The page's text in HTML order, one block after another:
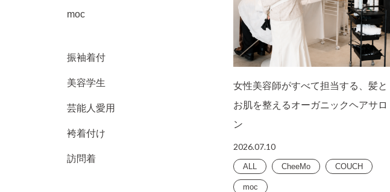
moc
振袖着付
美容学生
芸能人愛用
袴着付け
訪問着
女性美容師がすべて担当する、髪と
お肌を整えるオーガニックヘアサロ
ン
2026.07.10
ALL CheeMo COUCH
moc